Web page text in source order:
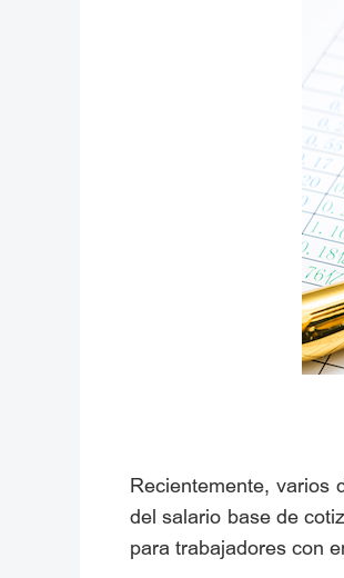
Recientemente, varios
del salario base de
para trabajadores con